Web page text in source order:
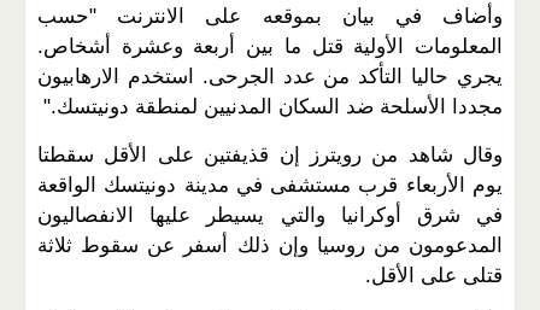
وأضاف في بيان بموقعه على الانترنت "حسب
المعلومات الأولية قتل ما بين أربعة وعشرة أشخاص.
يجري حاليا التأكد من عدد الجرحى. استخدم الارهابيون
مجددا الأسلحة ضد السكان المدنيين لمنطقة دونيتسك."
وقال شاهد من رويترز إن قذيفتين على الأقل سقطتا
يوم الأربعاء قرب مستشفى في مدينة دونيتسك الواقعة
في شرق أوكرانيا والتي يسيطر عليها الانفصاليون
المدعومون من روسيا وإن ذلك أسفر عن سقوط ثلاثة
قتلى على الأقل.